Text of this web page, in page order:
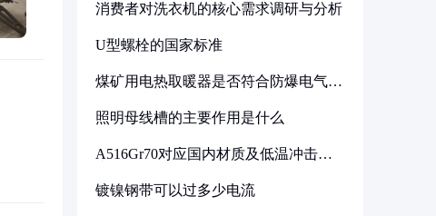
消费者对洗衣机的核心需求调研与分析
U型螺栓的国家标准
煤矿用电热取暖器是否符合防爆电气设
照明母线槽的主要作用是什么
A516Gr70对应国内材质及低温冲击要
镀镍钢带可以过多少电流